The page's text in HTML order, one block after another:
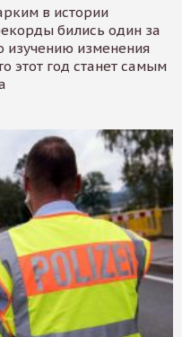
в истории
бились один за
изучению изменения
этот год станет самым